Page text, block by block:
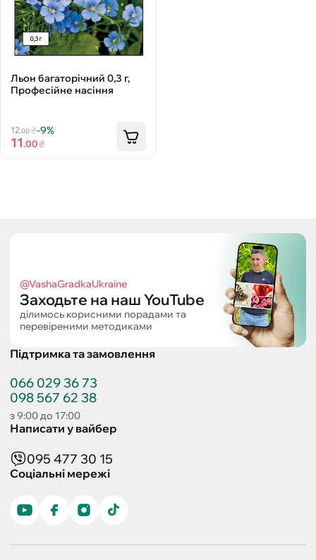
Льон багаторічний 0,3 г,
Професійне насіння
12.00₴-9%
11.00₴
@VashaGradkaUkraine
Заходьте на наш YouTube
ділимось корисними порадами та
перевіреними методиками
Підтримка та замовлення
066 029 36 73
098 567 62 38
з 9:00 до 17:00
Написати у вайбер
095 477 30 15
Соціальні мережі